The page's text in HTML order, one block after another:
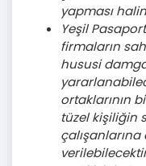
yapması
Yeşil
firmaların
hususi
ortaklarının
tüzel kişiliğin